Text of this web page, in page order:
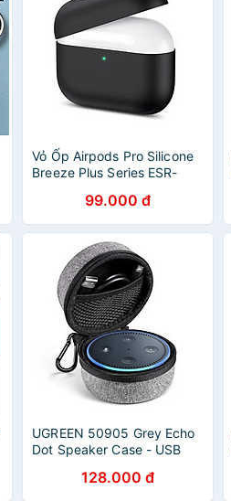
Vỏ Ốp Airpods Pro Silicone
Breeze Plus Series ESR-
99.000 đ
UGREEN 50905 Grey Echo
Dot Speaker Case - USB
LP155 - Hàng Chính Hãng
128.000 đ